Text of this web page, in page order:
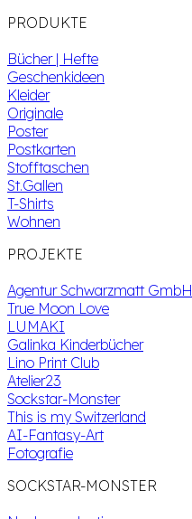
PRODUKTE
Bücher | Hefte
Geschenkideen
Kleider
Originale
Poster
Postkarten
Stofftaschen
St.Gallen
T-Shirts
Wohnen
PROJEKTE
Agentur Schwarzmatt GmbH
True Moon Love
LUMAKI
Galinka Kinderbücher
Lino Print Club
Atelier23
Sockstar-Monster
This is my Switzerland
AI-Fantasy-Art
Fotografie
SOCKSTAR-MONSTER